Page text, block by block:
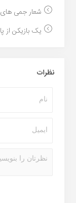
شعار جمی های
یک بازیکن
نظرات